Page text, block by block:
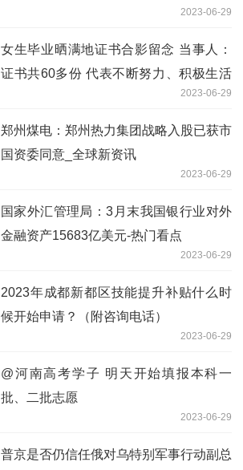
2023-06-29
女生毕业晒满地证书合影留念 当事人：
证书共60多份 代表不断努力、积极生活
2023-06-29
郑州煤电：郑州热力集团战略入股已获市
国资委同意_全球新资讯
2023-06-29
国家外汇管理局：3月末我国银行业对外
金融资产15683亿美元-热门看点
2023-06-29
2023年成都新都区技能提升补贴什么时
候开始申请？（附咨询电话）
2023-06-29
@河南高考学子 明天开始填报本科一
批、二批志愿
2023-06-29
普京是否仍信任俄对乌特别军事行动副总